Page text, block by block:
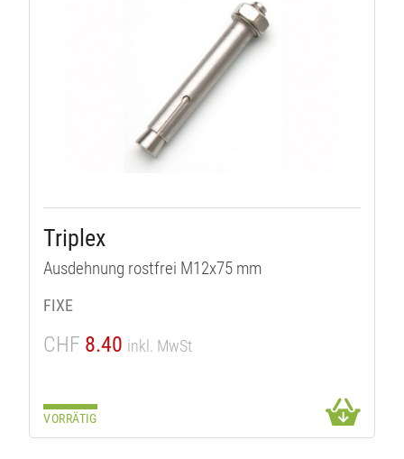
Triplex
Ausdehnung rostfrei M12x75 mm
FIXE
CHF 8.40 inkl. MwSt
VORRÄTIG